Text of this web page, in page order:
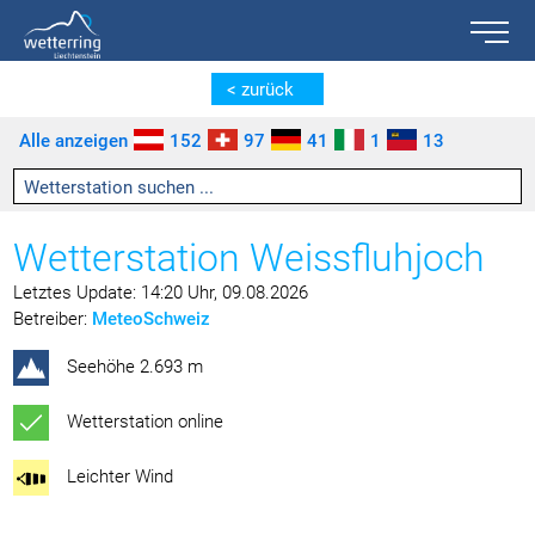
Zum Inhalt springen [AK + 0]
Zum linken senkrechten Seitenmenü springen [AK + 1]
Zum rechten senkrechten Seitenmenü springen [AK + 2]
Zu den Inhalten im Fußbereich springen [AK + 3]
Toggle
< zurück
Alle anzeigen 152 97 41 1 13
Wetterstation Weissfluhjoch
Letztes Update: 14:20 Uhr, 09.08.2026
Betreiber: MeteoSchweiz
Seehöhe 2.693 m
Wetterstation online
Leichter Wind